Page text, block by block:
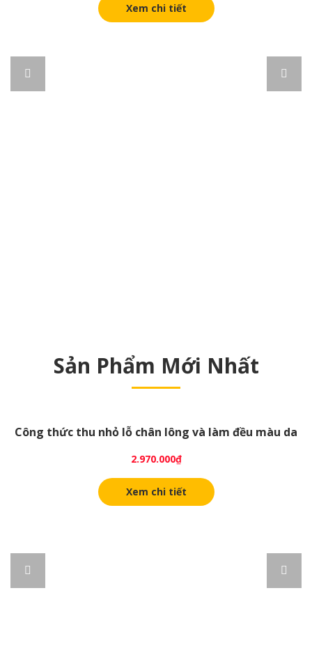
Xem chi tiết
Sản Phẩm Mới Nhất
Công thức thu nhỏ lỗ chân lông và làm đều màu da
2.970.000₫
Xem chi tiết